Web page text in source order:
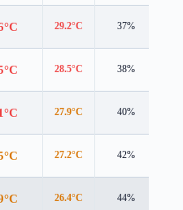
29.2°C 37%
28.5°C 38%
27.9°C 40%
27.2°C 42%
26.4°C 44%